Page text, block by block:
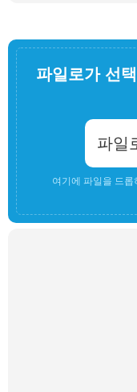
파일로가 선
파일
여기에 파일을 드